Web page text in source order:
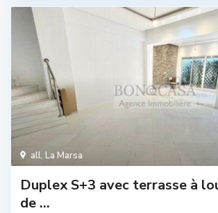
all, La Marsa
Duplex S+3 avec terrasse à
de ...